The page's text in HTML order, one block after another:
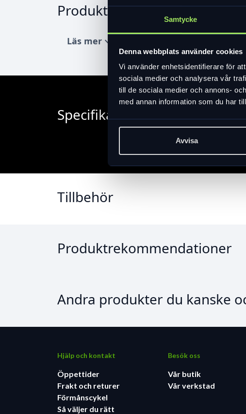
Samtycke
Denna webbplats använder cookies
Vi använder enhetsidentifierare för
sociala medier och analysera vår
till de sociala medier och annons-
med annan information som du har
Avvisa
Produktinformation
Läs mer expand_more
Specifikation
Tillbehör
Produktrekommendationer
Andra produkter du kanske
Hjälp och kontakt
Öppettider
Frakt och returer
Förmånscykel
Så väljer du rätt
Besök oss
Vår butik
Vår verkstad